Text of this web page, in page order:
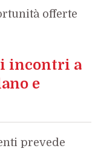
offerte
incontri a
e
prevede